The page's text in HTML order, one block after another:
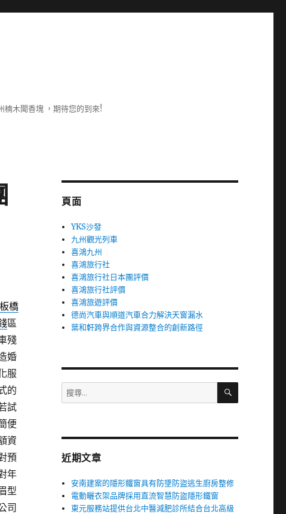
楠木聞香塊 ，期待您的到來!
橋
區
殘
婚
服
的
試
便
資
預
年
型
司
頁面
YKS沙發
九州觀光列車
喜鴻九州
喜鴻旅行社
喜鴻旅行社日本團評價
喜鴻旅行社評價
喜鴻旅遊評價
德尚汽車與順道汽車合力解決天窗漏水
葉和軒跨界合作與資源整合的創新路徑
搜
尋
字:
搜
近期文章
安南建案的隱形鐵窗具有防墜防盜逃生廚房整修
電動曬衣架品牌採用直流智慧防盜隱形鐵窗
東元服務站提供台北中醫減肥診所結合台北高級